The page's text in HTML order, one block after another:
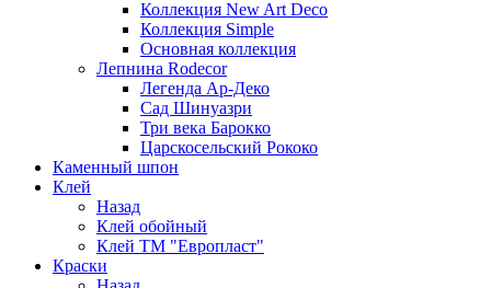
Коллекция New Art Deco
Коллекция Simple
Основная коллекция
Лепнина Rodecor
Легенда Ар-Деко
Сад Шинуазри
Три века Барокко
Царскосельский Рококо
Каменный шпон
Клей
Назад
Клей обойный
Клей ТМ "Европласт"
Краски